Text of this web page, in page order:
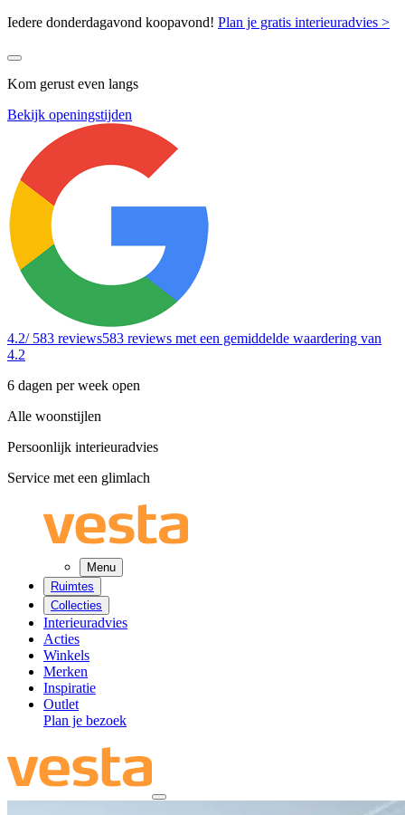
Iedere donderdagavond koopavond! Plan je gratis interieuradvies >
Kom gerust even langs
Bekijk openingstijden
4.2/ 583 reviews583 reviews met een gemiddelde waardering van
4.2
6 dagen per week open
Alle woonstijlen
Persoonlijk interieuradvies
Service met een glimlach
Menu
Ruimtes
Collecties
Interieuradvies
Acties
Winkels
Merken
Inspiratie
Outlet
Plan je bezoek